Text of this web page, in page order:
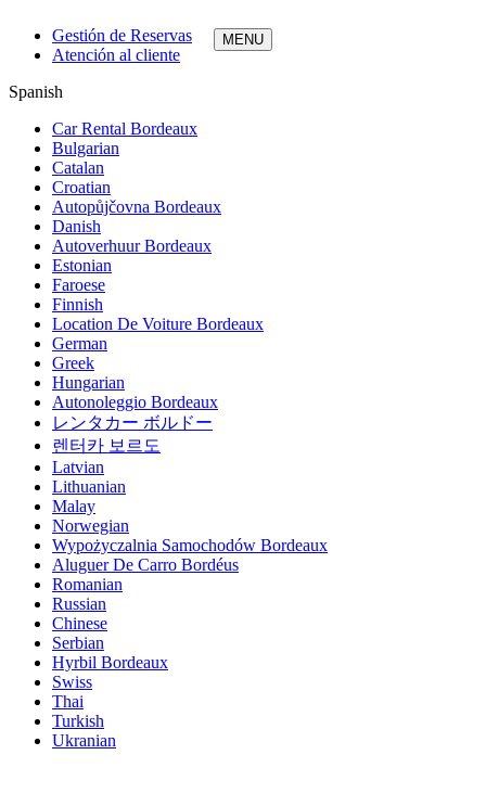
Gestión de Reservas
Atención al cliente
Spanish
Car Rental Bordeaux
Bulgarian
Catalan
Croatian
Autopůjčovna Bordeaux
Danish
Autoverhuur Bordeaux
Estonian
Faroese
Finnish
Location De Voiture Bordeaux
German
Greek
Hungarian
Autonoleggio Bordeaux
レンタカー ボルドー
렌터카 보르도
Latvian
Lithuanian
Malay
Norwegian
Wypożyczalnia Samochodów Bordeaux
Aluguer De Carro Bordéus
Romanian
Russian
Chinese
Serbian
Hyrbil Bordeaux
Swiss
Thai
Turkish
Ukranian